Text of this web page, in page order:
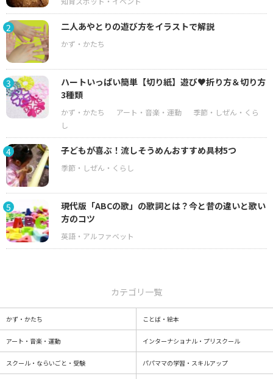
2 二人あやとりの遊び方をイラストで解説
3
ハートいっぱい簡単【切り紙】遊び♥折り方＆切り方
3種類
4 子どもが喜ぶ！流しそうめんおすすめ具材5つ
5
現代版「ABCの歌」の歌詞とは？今と昔の違いと歌い
方のコツ
カテゴリ一覧
かず・かたち ことば・絵本
アート・音楽・運動 インターナショナル・プリスクール
スクール・ならいごと・受験 パパママの学習・スキルアップ